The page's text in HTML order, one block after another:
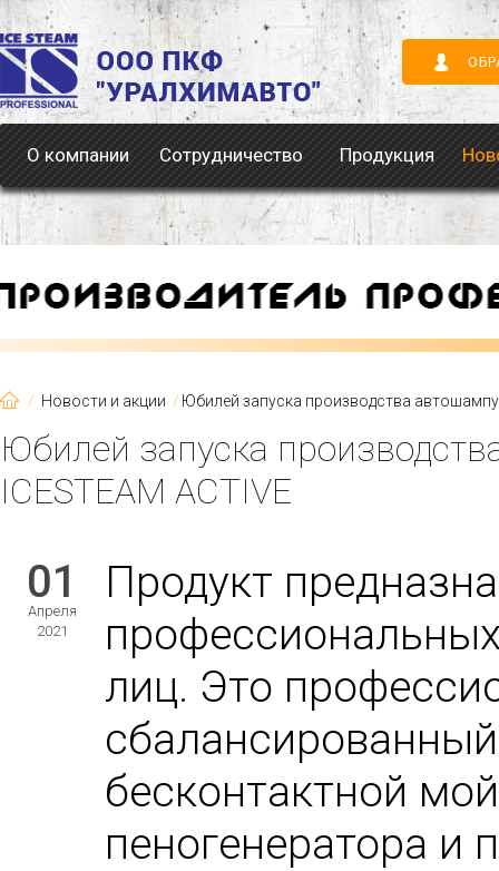
О компании Сотрудничество Продукция
Новости и акции Юбилей запуска производства
Юбилей запуска
ICESTEAM ACTIVE
01
Апреля
2021
Продукт
лиц. Это
бесконтактной
пеногенератора и